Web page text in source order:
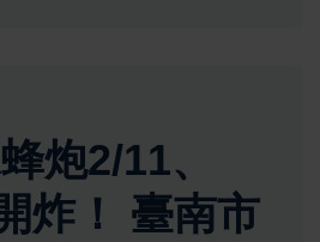
炮2/11、
炸！ 臺南市